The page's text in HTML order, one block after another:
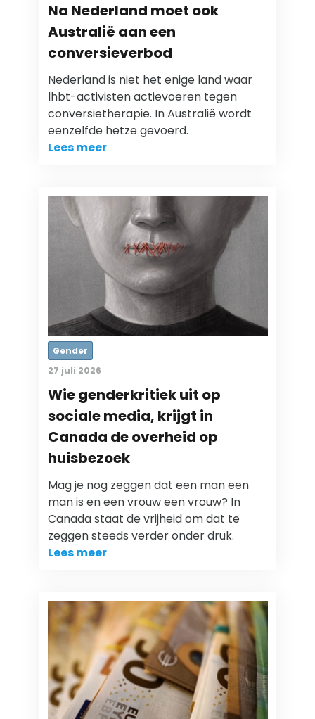
Na Nederland moet ook
Australië aan een
conversieverbod
Nederland is niet het enige land waar
lhbt-activisten actievoeren tegen
conversietherapie. In Australië wordt
eenzelfde hetze gevoerd.
Lees meer
Gender
27 juli 2026
Wie genderkritiek uit op
sociale media, krijgt in
Canada de overheid op
huisbezoek
Mag je nog zeggen dat een man een
man is en een vrouw een vrouw? In
Canada staat de vrijheid om dat te
zeggen steeds verder onder druk.
Lees meer